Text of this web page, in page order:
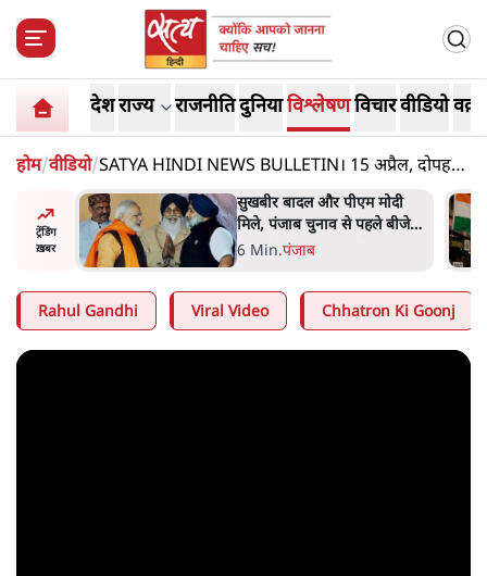
देशराज्य राजनीतिदुनियाविश्लेषणविचारवीडियो
होम/वीडियो/SATYA HINDI NEWS BULLETIN। 15 अप्रैल, दोपहर
तक की ख़बरें
ट्रेंडिंग
ख़बर
'छात्रों
मंज़ूरी
सुखबीर बादल और पीएम मोदी
मिले, पंजाब चुनाव से पहले बीजेपी-
अकाली दल गठबंधन की अटकलें
6 Min.पंजाब
Rahul Gandhi Viral Video Chhatron Ki Goonj